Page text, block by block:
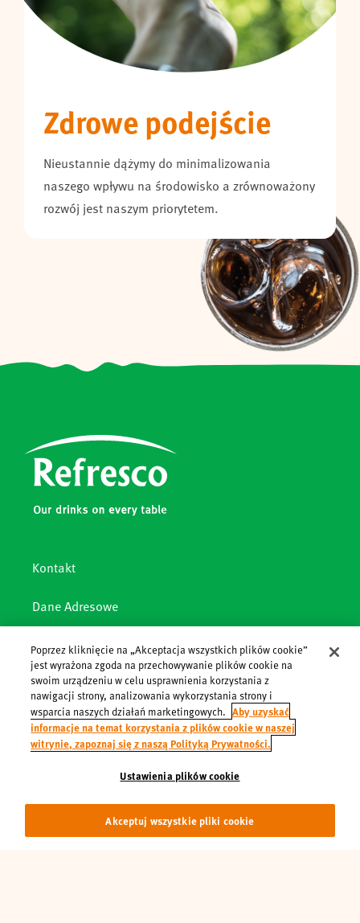
Zdrowe podejście
Nieustannie dążymy do minimalizowania
naszego wpływu na środowisko a zrównoważony
rozwój jest naszym priorytetem.
Kontakt
Dane Adresowe
Polityka cookies
Polityka prywatności
® Refresco Poland 2026
Poprzez kliknięcie na „Akceptacja wszystkich plików cookie”
jest wyrażona zgoda na przechowywanie plików cookie na
swoim urządzeniu w celu usprawnienia korzystania z
nawigacji strony, analizowania wykorzystania strony i
wsparcia naszych działań marketingowych. Aby uzyskać
informacje na temat korzystania z plików cookie w naszej
witrynie, zapoznaj się z naszą Polityką Prywatności.
Ustawienia plików cookie
Akceptuj wszystkie pliki cookie